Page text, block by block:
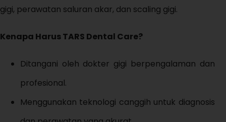
gigi, perawatan saluran akar, dan scaling gigi.
Kenapa Harus TARS Dental Care?
Ditangani oleh dokter gigi berpengalaman dan
profesional.
Menggunakan teknologi canggih untuk diagnosis